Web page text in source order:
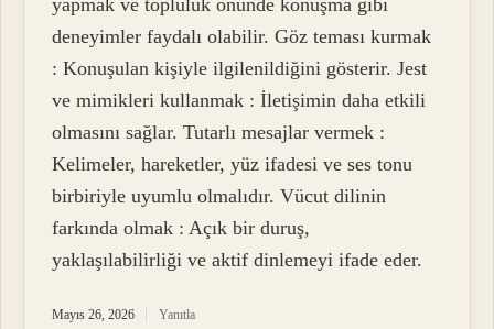
deneyimler faydalı olabilir. Göz teması kurmak
: Konuşulan kişiyle ilgilenildiğini gösterir. Jest
ve mimikleri kullanmak : İletişimin daha etkili
olmasını sağlar. Tutarlı mesajlar vermek :
Kelimeler, hareketler, yüz ifadesi ve ses tonu
birbiriyle uyumlu olmalıdır. Vücut dilinin
farkında olmak : Açık bir duruş,
yaklaşılabilirliği ve aktif dinlemeyi ifade eder.
Mayıs 26, 2026 Yanıtla